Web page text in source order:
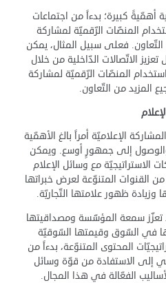
أهمّيةً كبيرة؛ بدءاً من اجتماعات
المنصّات الرّقميّة لمشاركة
فعلى سبيل المثال، يمكن
تعزيز الاتّصالات الدّاخلية من خلال
المنصّات الرّقميّة لمشاركة
المزيد من التّعاون.
الإعلاميّة أمراً بالغ الأهمّية
إلى جمهورٍ أوسع. ويمكن
الاستراتيجيّة مع وسائل الإعلام
من القنوات المتنوّعة لعرض خبراتها
وزيادة ظهور علامتها التّجاريّة.
لا تعزّز سمعة المؤسّسة ومصداقيتها
في السّوق وقيمتها السّوقيّة
المحتوى المتنوّعة، بدءاً من
إلى الاستفادة من قوّة وسائل
الفعّالة في هذا المجال.